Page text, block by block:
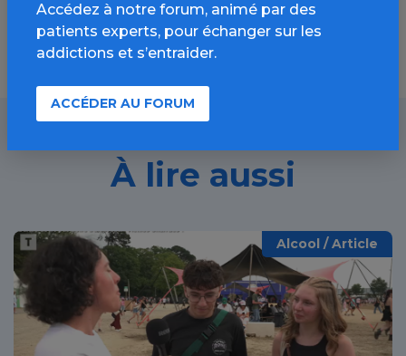
À lire aussi
Alcool / Article
Accédez à notre forum, animé par des
patients experts, pour échanger sur les
addictions et s’entraider.
ACCÉDER AU FORUM